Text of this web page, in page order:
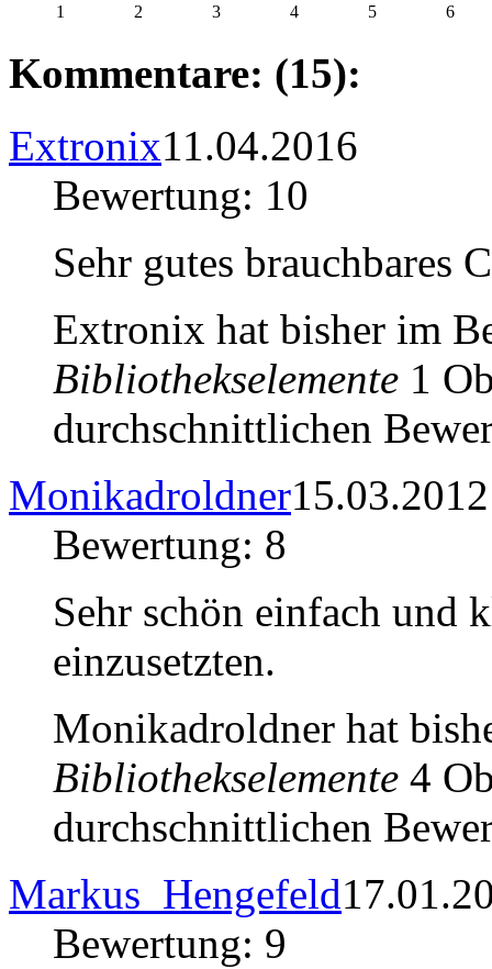
1 2 3 4 5 6
Kommentare: (15):
Extronix11.04.2016
Bewertung: 10
Sehr gutes brauchbares
Extronix hat bisher im
Bibliothekselemente 1
durchschnittlichen
Monikadroldner15.03.2012
Bewertung: 8
Sehr schön einfach und
einzusetzten.
Monikadroldner hat
Bibliothekselemente 4
durchschnittlichen
Markus_Hengefeld
Bewertung: 9